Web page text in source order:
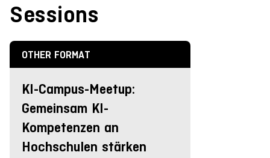
Sessions
OTHER FORMAT
KI-Campus-Meetup:
Gemeinsam KI-
Kompetenzen an
Hochschulen stärken